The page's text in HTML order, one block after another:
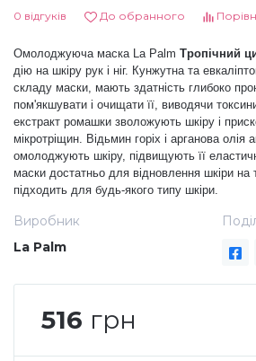
Дезінфекція та стерилізація
Декор для нігтів
Трикутники (каміфубукі)
Наклейки гнучкі лінії
Наліпки гнучкі лінії
Втирки
Блискітки (пісок для нігтів)
Навчання
0 відгуків До обранного
Омолоджуюча маска La Palm Тропічний
дію на шкіру рук і ніг. Кунжутна та
складу маски, мають здатність глибоко
пом'якшувати і очищати її, виводячи
екстракт ромашки зволожують шкіру і
мікротріщин. Відьмин горіх і арганова олія
омолоджують шкіру, підвищують її
маски достатньо для відновлення шкіри
підходить для будь-якого типу шкіри.
Виробник
La Palm
516 грн